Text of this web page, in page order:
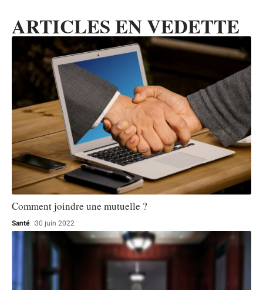
ARTICLES EN VEDETTE
Comment joindre une mutuelle ?
Santé 30 juin 2022